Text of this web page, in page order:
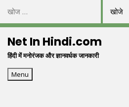
निम्न
को
खोजें:Net In Hindi.com
हिंदी में मनोरंजक और ज्ञानवर्धक जानकारी
Menu